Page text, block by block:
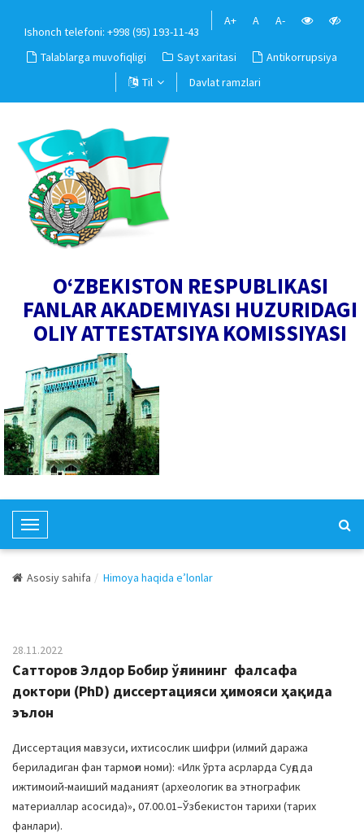
Ishonch telefoni: +998 (95) 193-11-43
A+ A A-
Talablarga muvofiqligi Sayt xaritasi
Antikorrupsiya
Til
Davlat ramzlari
O‘ZBEKISTON RESPUBLIKASI
FANLAR AKADEMIYASI HUZURIDAGI
OLIY ATTESTATSIYA KOMISSIYASI
T
o
g
N
a
a
t
i
o
n
Asosiy sahifa Himoya haqida e’lonlar
28.11.2022
Cатторов Элдор Бобир ўғлининг фалсафа
доктори (PhD) диссертацияси ҳимояси ҳақида
эълон
Диссертация мавзуси, ихтисослик шифри (илмий даража
бериладиган фан тармоғи номи): «Илк ўрта асрларда Суғдда
ижтимоий-маиший маданият (археологик ва этнографик
материаллар асосида)», 07.00.01–Ўзбекистон тарихи (тарих
фанлари).